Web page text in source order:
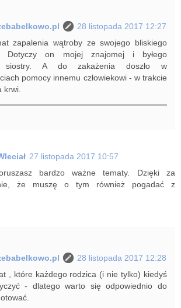
28 listopada 2017 12:27
zapalenia wątroby ze swojego bliskiego
Dotyczy on mojej znajomej i byłego
siostry. A do zakażenia doszło w
pomocy innemu człowiekowi - w trakcie
krwi.
27 listopada 2017 10:57
bardzo ważne tematy. Dzięki za
że muszę o tym również pogadać z
28 listopada 2017 12:28
, które każdego rodzica (i nie tylko) kiedyś
- dlatego warto się odpowiednio do